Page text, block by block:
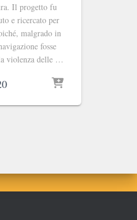
Il progetto fu
e ricercato per
malgrado in
fosse
violenza delle …
Il
attuale